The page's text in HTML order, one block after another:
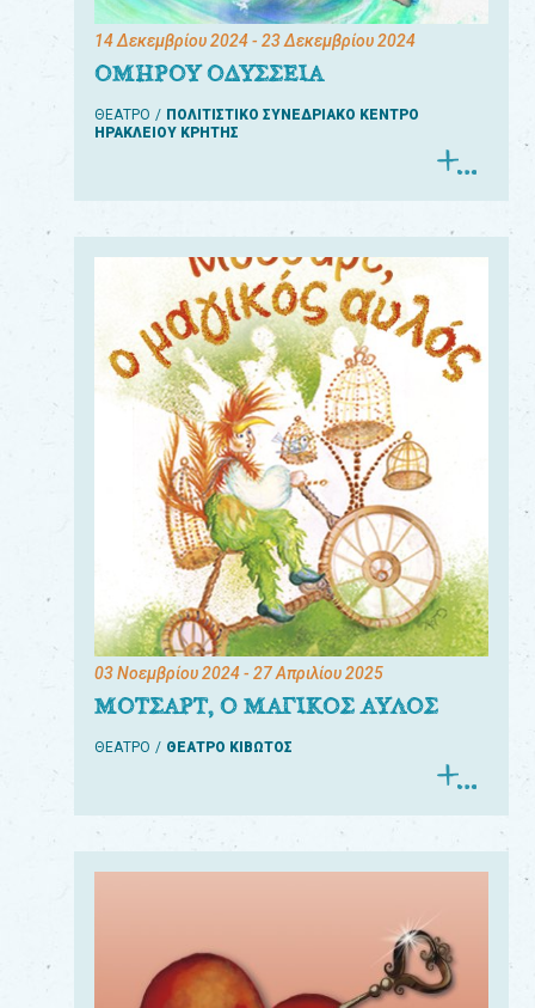
14 Δεκεμβρίου 2024- 23 Δεκεμβρίου 2024
ΟΜΗΡΟΥ ΟΔΥΣΣΕΙΑ
ΘΕΑΤΡΟ
ΠΟΛΙΤΙΣΤΙΚΟ ΣΥΝΕΔΡΙΑΚΟ ΚΕΝΤΡΟ
ΗΡΑΚΛΕΙΟΥ ΚΡΗΤΗΣ
03 Νοεμβρίου 2024- 27 Απριλίου 2025
ΜΟΤΣΑΡΤ, Ο ΜΑΓΙΚΟΣ ΑΥΛΟΣ
ΘΕΑΤΡΟ ΘΕΑΤΡΟ ΚΙΒΩΤΟΣ